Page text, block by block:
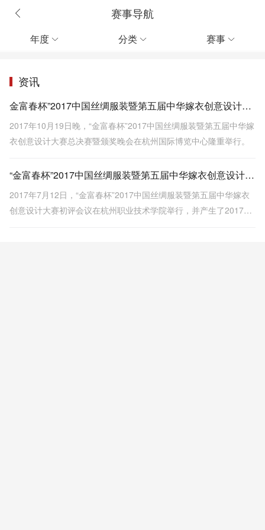
赛事导航
年度  分类  赛事 
资讯
金富春杯”2017中国丝绸服装暨第五届中华嫁衣创意设计大赛揭晓
2017年10月19日晚，“金富春杯”2017中国丝绸服装暨第五届中华嫁
衣创意设计大赛总决赛暨颁奖晚会在杭州国际博览中心隆重举行。
“金富春杯”2017中国丝绸服装暨第五届中华嫁衣创意设计大赛决赛入围名单火热出炉
2017年7月12日，“金富春杯”2017中国丝绸服装暨第五届中华嫁衣
创意设计大赛初评会议在杭州职业技术学院举行，并产生了2017中